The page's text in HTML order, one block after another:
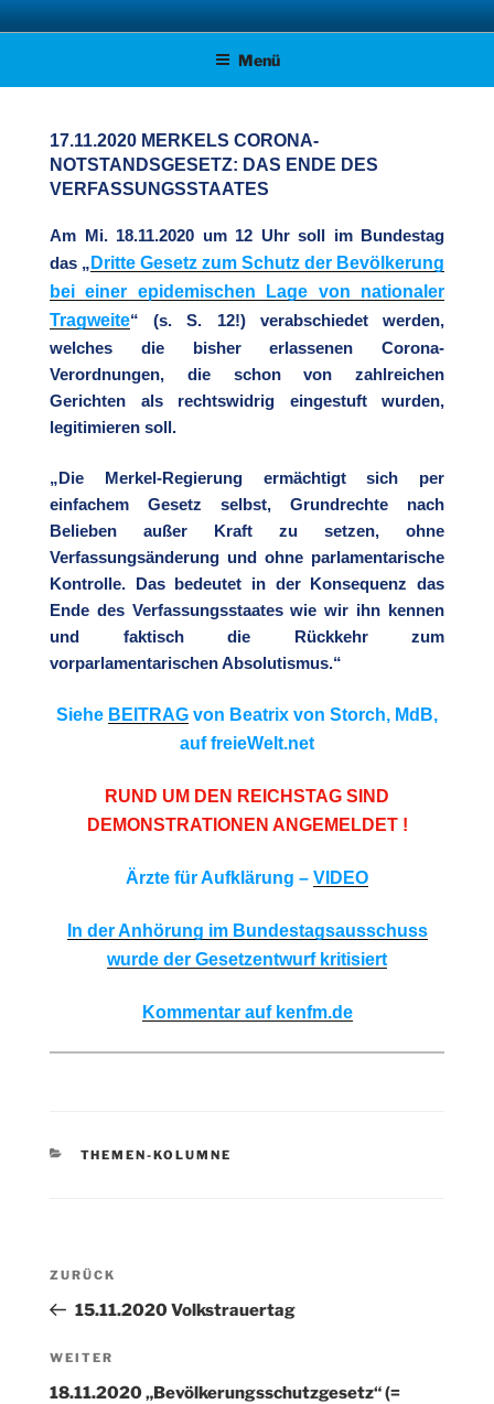
Zum
Inhalt AFD KREISVERBAND STADE
Menü
17.11.2020 MERKELS CORONA-
NOTSTANDSGESETZ: DAS ENDE DES
VERFASSUNGSSTAATES
Am Mi. 18.11.2020 um 12 Uhr soll im Bundestag
das „ Dritte Gesetz zum Schutz der Bevölkerung
bei einer epidemischen Lage von nationaler
Tragweite“ (s. S. 12!) verabschiedet werden,
welches die bisher erlassenen Corona-
Verordnungen, die schon von zahlreichen
Gerichten als rechtswidrig eingestuft wurden,
legitimieren soll.
„Die Merkel-Regierung ermächtigt sich per
einfachem Gesetz selbst, Grundrechte nach
Belieben außer Kraft zu setzen, ohne
Verfassungsänderung und ohne parlamentarische
Kontrolle. Das bedeutet in der Konsequenz das
Ende des Verfassungsstaates wie wir ihn kennen
und faktisch die Rückkehr zum
vorparlamentarischen Absolutismus.“
Siehe BEITRAG von Beatrix von Storch, MdB,
auf freieWelt.net
RUND UM DEN REICHSTAG SIND
DEMONSTRATIONEN ANGEMELDET !
Ärzte für Aufklärung – VIDEO
In der Anhörung im Bundestagsausschuss
wurde der Gesetzentwurf kritisiert
Kommentar auf kenfm.de
KATEGORIEN
THEMEN-KOLUMNE
Beitragsnavigation
Vorheriger
Beitrag
ZURÜCK
15.11.2020 Volkstrauertag
Nächster
Beitrag
WEITER
18.11.2020 „Bevölkerungsschutzgesetz“ (=